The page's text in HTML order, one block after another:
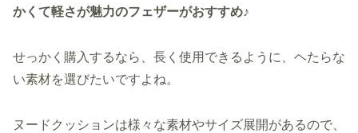
かくて軽さが魅力のフェザーがおすすめ♪
せっかく購入するなら、長く使用できるように、ヘたらな
い素材を選びたいですよね。
ヌードクッションは様々な素材やサイズ展開があるので、